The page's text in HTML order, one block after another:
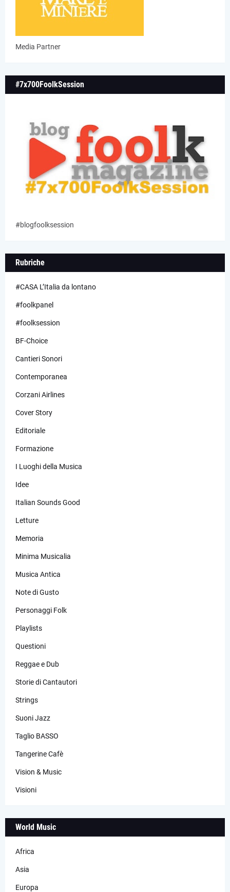
Media Partner
#7x700FoolkSession
#blogfoolksession
Rubriche
#CASA L’Italia da lontano
#foolkpanel
#foolksession
BF-Choice
Cantieri Sonori
Contemporanea
Corzani Airlines
Cover Story
Editoriale
Formazione
I Luoghi della Musica
Idee
Italian Sounds Good
Letture
Memoria
Minima Musicalia
Musica Antica
Note di Gusto
Personaggi Folk
Playlists
Questioni
Reggae e Dub
Storie di Cantautori
Strings
Suoni Jazz
Taglio BASSO
Tangerine Cafè
Vision & Music
Visioni
World Music
Africa
Asia
Europa